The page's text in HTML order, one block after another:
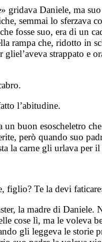
gridava Daniele, ma
semmai lo sferzava
fosse suo, era di un
rampa che, ridotto in
gliel’aveva strappato e
l’abitudine.
un buon esoscheletro
però quando suo
la carne gli urlava per
figlio? Te la devi
la madre di Daniele.
cose lì, ma le voleva
gli leggeva le storie